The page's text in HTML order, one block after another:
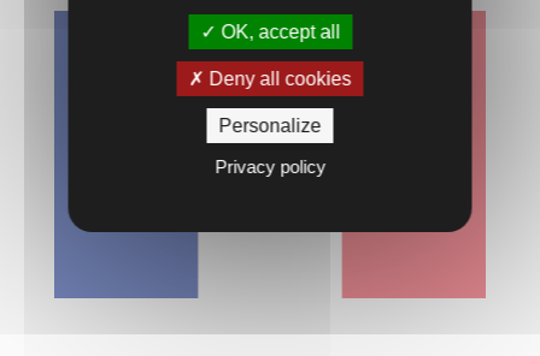
OK, accept all
Deny all cookies
Personalize
Privacy policy